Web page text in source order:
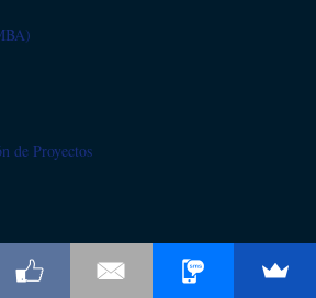
Dime Más
de Proyectos
Internacional